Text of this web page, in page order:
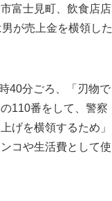
埼玉県警
富士見町、飲食店店
が売上金を横領した
40分ごろ、「刃物で
110番をして、警察
げを横領するため」
コや生活費として使